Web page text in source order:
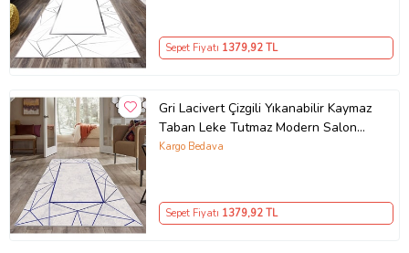
Sepet Fiyatı 1379,92 TL
Gri Lacivert Çizgili Yıkanabilir Kaymaz
Taban Leke Tutmaz Modern Salon
Halısı ve Yolluk (Lacivert-Gri)
Kargo Bedava
Sepet Fiyatı 1379,92 TL